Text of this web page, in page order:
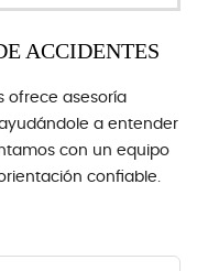
ACCIDENTES
ofrece asesoría
a entender
con un equipo
confiable.